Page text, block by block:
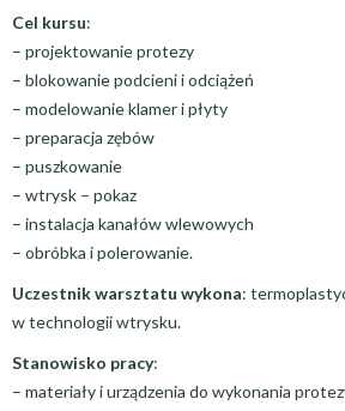
Cel kursu:
– projektowanie protezy
– blokowanie podcieni i odciążeń
– modelowanie klamer i płyty
– preparacja zębów
– puszkowanie
– wtrysk – pokaz
– instalacja kanałów wlewowych
– obróbka i polerowanie.
Uczestnik warsztatu wykona:
w technologii wtrysku.
Stanowisko pracy:
– materiały i urządzenia do wykonania